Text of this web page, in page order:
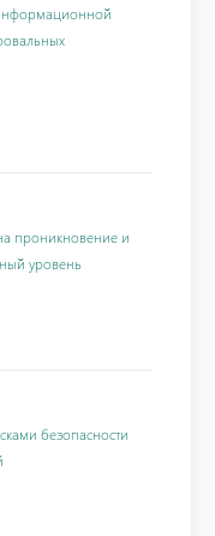
проникновение и
уровень
безопасности